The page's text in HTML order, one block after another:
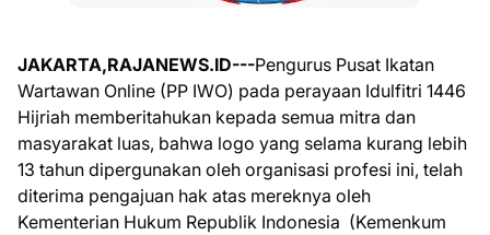
JAKARTA,RAJANEWS.ID---Pengurus Pusat Ikatan
Wartawan Online (PP IWO) pada perayaan Idulfitri 1446
Hijriah memberitahukan kepada semua mitra dan
masyarakat luas, bahwa logo yang selama kurang lebih
13 tahun dipergunakan oleh organisasi profesi ini, telah
diterima pengajuan hak atas mereknya oleh
Kementerian Hukum Republik Indonesia (Kemenkum